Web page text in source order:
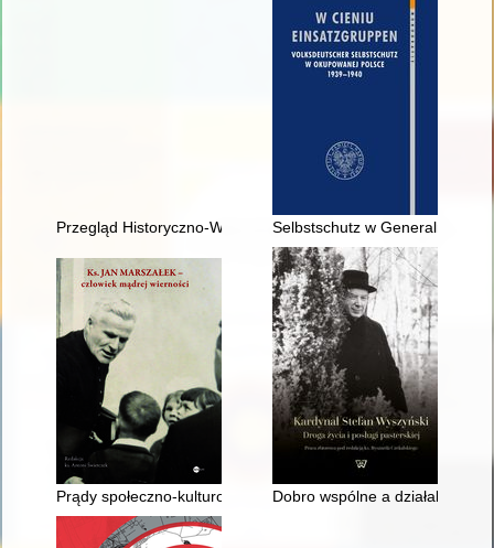
Przegląd Historyczno-Wojskowy. R. 22, nr 2 (2021)
Selbstschutz w Generalnym
Prądy społeczno-kulturowe na początku XX wieku
Dobro wspólne a działalność